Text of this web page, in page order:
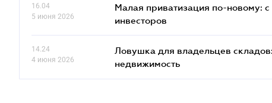
16.04
5 июня 2026
Малая приватизация по-новому:
инвесторов
14.24
4 июня 2026
Ловушка для владельцев
недвижимость